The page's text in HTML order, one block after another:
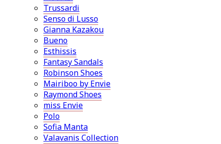
Trussardi
Senso di Lusso
Gianna Kazakou
Bueno
Esthissis
Fantasy Sandals
Robinson Shoes
Mairiboo by Envie
Raymond Shoes
miss Envie
Polo
Sofia Manta
Valavanis Collection